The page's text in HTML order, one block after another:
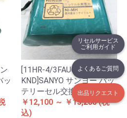
リセルサービス
ご利用ガイド
よくあるご質問
出品リクエスト
ッ
[11HR-4/3FAUC-
KND]SANYO サンヨー バッ
テリーセル交換
￥12,100 ～ ￥13,200(税
込)